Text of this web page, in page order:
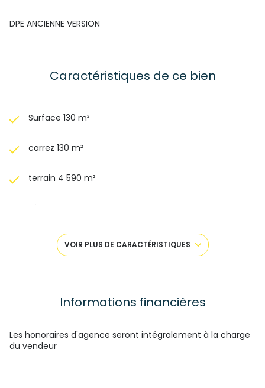
DPE ANCIENNE VERSION
Caractéristiques de ce bien
Surface 130 m²
carrez 130 m²
terrain 4 590 m²
séjour 45 m²
4 chambre(s)
1 salle(s) d'eau
cuisine américaine (semi-équipée)
VOIR PLUS DE CARACTÉRISTIQUES
Informations financières
Les honoraires d'agence seront intégralement à la charge
du vendeur